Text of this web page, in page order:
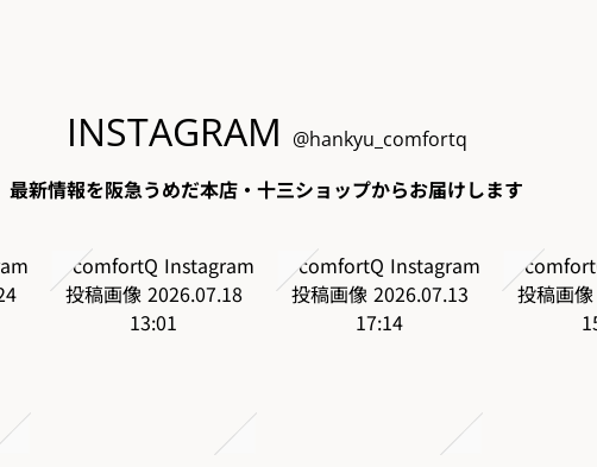
INSTAGRAM @hankyu_comfortq
最新情報を阪急うめだ本店・十三ショップからお届けします